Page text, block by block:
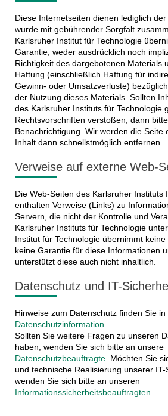
Diese Internetseiten dienen lediglich
wurde mit gebührender Sorgfalt
Karlsruher Institut für Technologie
Garantie, weder ausdrücklich noch
Richtigkeit des dargebotenen Materials
Haftung (einschließlich Haftung für
Gewinn- oder Umsatzverluste)
der Nutzung dieses Materials. Sollten
des Karlsruher Instituts für Technologie
Rechtsvorschriften verstoßen, dann
Benachrichtigung. Wir werden die Seite
Inhalt dann schnellstmöglich entfernen.
Verweise auf externe Web-
Die Web-Seiten des Karlsruher Instituts
enthalten Verweise (Links) zu
Servern, die nicht der Kontrolle und
Karlsruher Instituts für Technologie
Institut für Technologie übernimmt
keine Garantie für diese Informationen
unterstützt diese auch nicht inhaltlich.
Datenschutz und IT-
Hinweise zum Datenschutz finden Sie
Datenschutzinformation.
Sollten Sie weitere Fragen zu unseren
haben, wenden Sie sich bitte an unsere
Datenschutzbeauftragte. Möchten Sie
und technische Realisierung unserer
wenden Sie sich bitte an unseren
Informationssicherheitsbeauftragten.